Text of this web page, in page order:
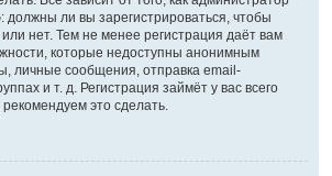
ли вы зарегистрироваться, чтобы
нет. Тем не менее регистрация даёт вам
которые недоступны анонимным
личные сообщения, отправка email-
и т. д. Регистрация займёт у вас всего
это сделать.